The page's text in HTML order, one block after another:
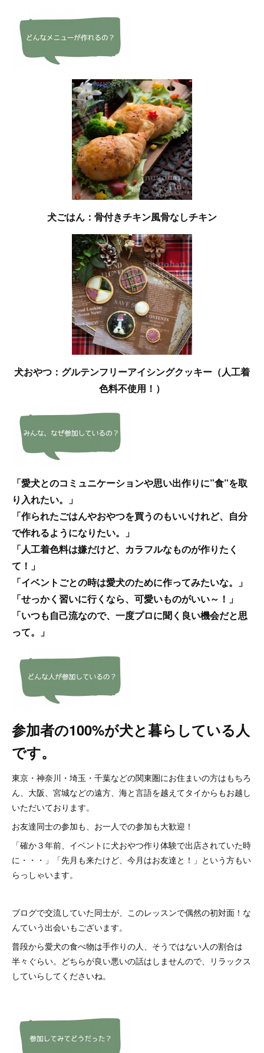
犬ごはん：骨付きチキン風骨なしチキン
犬おやつ：グルテンフリーアイシングクッキー（人工着
色料不使用！）
「愛犬とのコミュニケーションや思い出作りに”食”を取
り入れたい。」
「作られたごはんやおやつを買うのもいいけれど、自分
で作れるようになりたい。」
「人工着色料は嫌だけど、カラフルなものが作りたく
て！」
「イベントごとの時は愛犬のために作ってみたいな。」
「せっかく習いに行くなら、可愛いものがいい～！」
「いつも自己流なので、一度プロに聞く良い機会だと思
って。」
参加者の100%が犬と暮らしている人
です。
東京・神奈川・埼玉・千葉などの関東圏にお住まいの方はもちろ
ん、大阪、宮城などの遠方、海と言語を越えてタイからもお越し
いただいております。
お友達同士の参加も、お一人での参加も大歓迎！
「確か３年前、イベントに犬おやつ作り体験で出店されていた時
に・・・」「先月も来たけど、今月はお友達と！」という方もい
らっしゃいます。
ブログで交流していた同士が、このレッスンで偶然の初対面！な
んていう出会いもございます。
普段から愛犬の食べ物は手作りの人、そうではない人の割合は
半々ぐらい。どちらが良い悪いの話はしませんので、リラックス
していらしてくださいね。